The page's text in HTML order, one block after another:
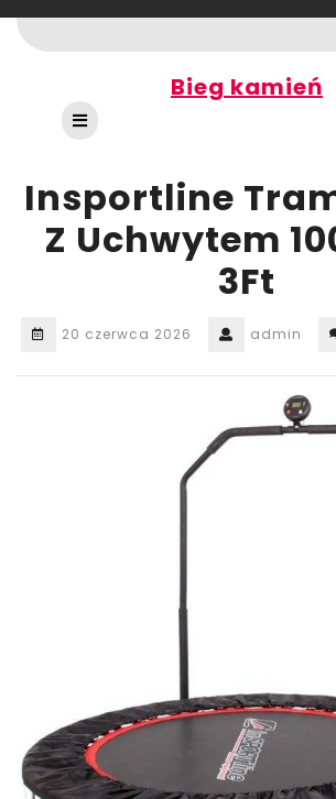
to
content
Bieg kamień
Open
Button
Insportline
Z Uchwytem
3Ft
20 czerwca 2026 admin